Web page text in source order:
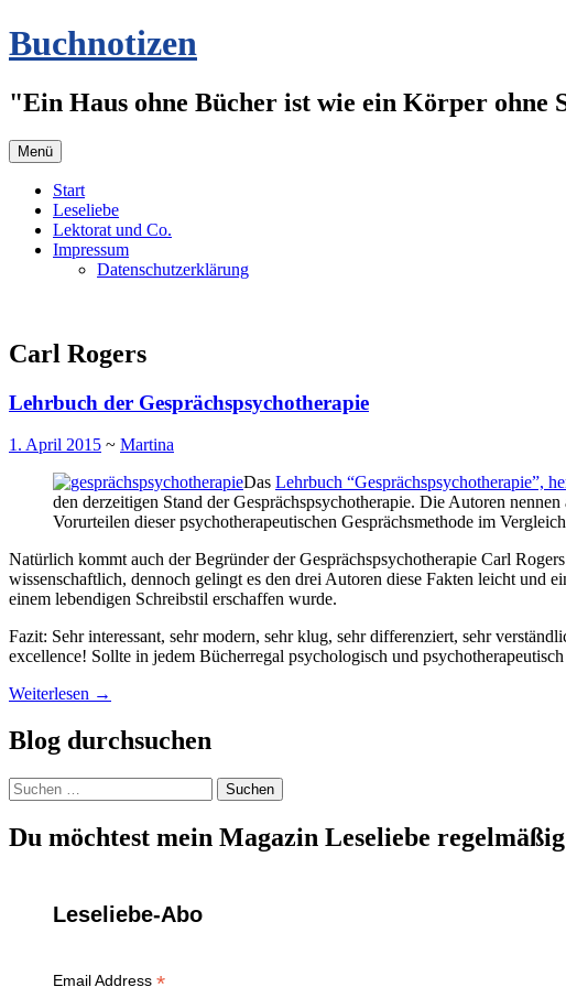
Zum
Inhalt
Buchnotizen
"Ein Haus ohne Bücher ist wie ein Körper ohne
Menü
Start
Leseliebe
Lektorat und Co.
Impressum
Datenschutzerklärung
Carl Rogers
Lehrbuch der Gesprächspsychotherapie
1. April 2015 ~ Martina
Das Lehrbuch “Gesprächspsychotherapie”,
den derzeitigen Stand der Gesprächspsychotherapie. Die Autoren
Vorurteilen dieser psychotherapeutischen Gesprächsmethode im
Natürlich kommt auch der Begründer der Gesprächspsychotherapie Carl
wissenschaftlich, dennoch gelingt es den drei Autoren diese Fakten leicht und
einem lebendigen Schreibstil erschaffen wurde.
Fazit: Sehr interessant, sehr modern, sehr klug, sehr differenziert, sehr
excellence! Sollte in jedem Bücherregal psychologisch und
Weiterlesen →
Blog durchsuchen
Suchen
nach:
Du möchtest mein Magazin Leseliebe
Leseliebe-Abo
Email Address